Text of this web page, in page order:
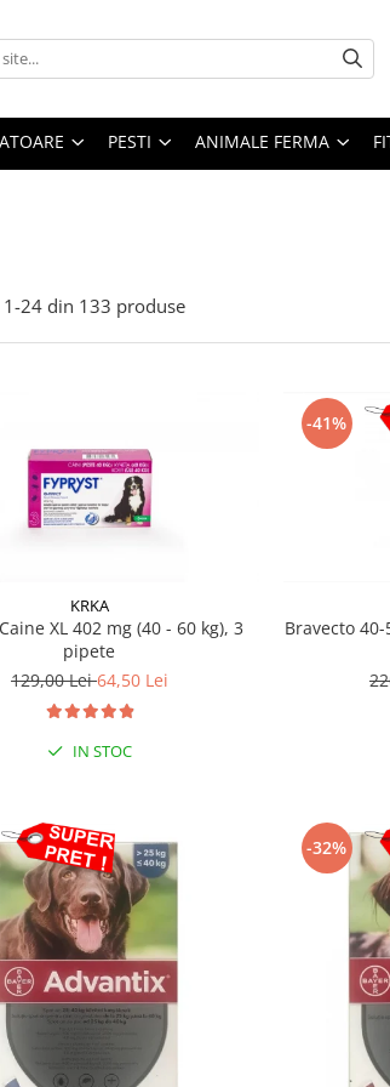
PESTI ANIMALE FERMA
1-24 din 133 produse
KRKA
XL 402 mg (40 - 60 kg), 3
pipete
129,00 Lei64,50 Lei
IN STOC
-41%
Bravecto
-32%